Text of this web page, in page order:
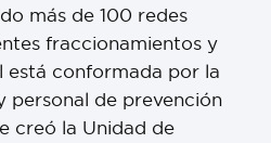
más de 100 redes
fraccionamientos y
está conformada por la
personal de prevención
creó la Unidad de